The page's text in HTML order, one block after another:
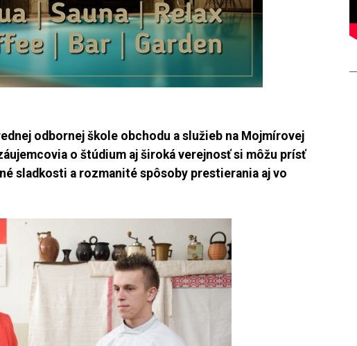
odbornej škole obchodu a služieb na Mojmírovej
o štúdium aj široká verejnosť si môžu prísť
sladkosti a rozmanité spôsoby prestierania aj vo